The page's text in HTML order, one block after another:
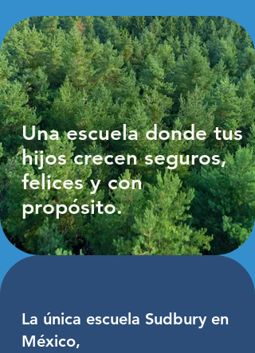
Una escuela donde tus
hijos crecen seguros,
felicesy con
propósito.
La única escuela Sudbury en
México,